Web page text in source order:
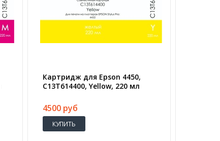
Картридж для Epson 4450,
C13T614400, Yellow, 220 мл
4500 руб
КУПИТЬ